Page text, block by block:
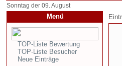
Sonntag der 09. August
Menü
TOP-Liste Bewertung
TOP-Liste Besucher
Neue Einträge